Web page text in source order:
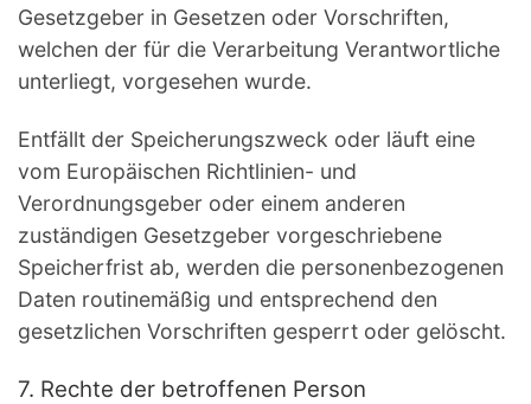
Gesetzgeber in Gesetzen oder Vorschriften,
welchen der für die Verarbeitung Verantwortliche
unterliegt, vorgesehen wurde.
Entfällt der Speicherungszweck oder läuft eine
vom Europäischen Richtlinien- und
Verordnungsgeber oder einem anderen
zuständigen Gesetzgeber vorgeschriebene
Speicherfrist ab, werden die personenbezogenen
Daten routinemäßig und entsprechend den
gesetzlichen Vorschriften gesperrt oder gelöscht.
7. Rechte der betroffenen Person